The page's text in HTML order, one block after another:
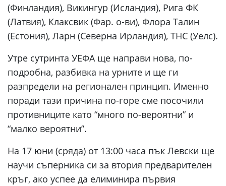
(Финландия), Викингур (Исландия), Рига ФК
(Латвия), Клаксвик (Фар. о-ви), Флора Талин
(Естония), Ларн (Северна Ирландия), ТНС (Уелс).
Утре сутринта УЕФА ще направи нова, по-
подробна, разбивка на урните и ще ги
разпредели на регионален принцип. Именно
поради тази причина по-горе сме посочили
противниците като “много по-вероятни” и
“малко вероятни”.
На 17 юни (сряда) от 13:00 часа пък Левски ще
научи съперника си за втория предварителен
кръг, ако успее да елиминира първия